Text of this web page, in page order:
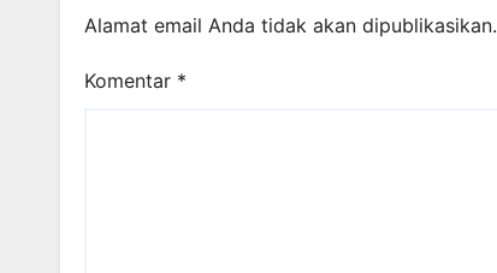
Alamat email Anda tidak akan dipublikasikan.
Komentar *